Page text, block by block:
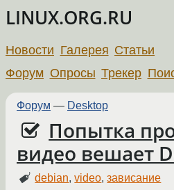
LINUX.ORG.RU
Новости Галерея Статьи
Форум Опросы Трекер
Форум — Desktop
Попытка
видео вешает
debian,video,зависание